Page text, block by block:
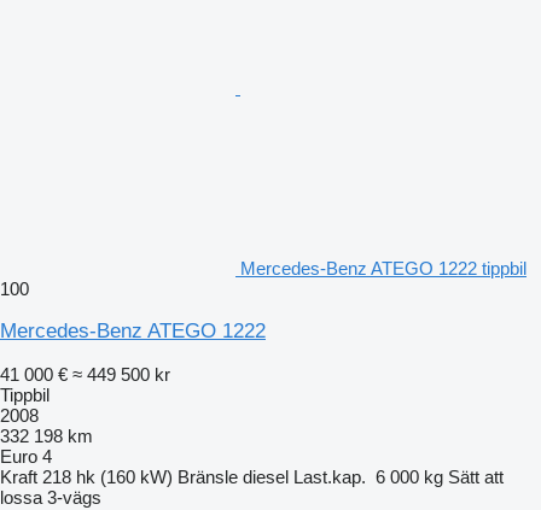
Mercedes-Benz ATEGO 1222 tippbil
100
Mercedes-Benz ATEGO 1222
41 000 € ≈ 449 500 kr
Tippbil
2008
332 198 km
Euro 4
Kraft 218 hk (160 kW) Bränsle diesel Last.kap. 6 000 kg Sätt att
lossa 3-vägs